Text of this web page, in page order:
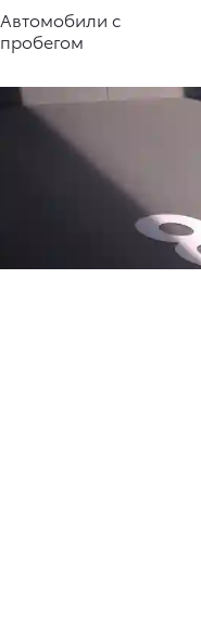
Автомобили с
пробегом